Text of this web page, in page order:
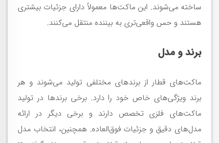
ساخته می‌شوند. این ماکت‌ها معمولاً دارای جزئیات بیشتری
هستند و حس واقعی‌تری به بیننده منتقل می‌کنند.
برند و مدل
ماکت‌های قطار از برندهای مختلفی تولید می‌شوند و هر
برند ویژگی‌های خاص خود را دارد. برخی برندها در تولید
ماکت‌های فلزی تخصص دارند و برخی دیگر در ارائه
مدل‌های دقیق و جزئیات فوق‌العاده. همچنین، انتخاب مدل